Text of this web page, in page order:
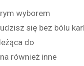
wyborem
się bez bólu
do
również inne